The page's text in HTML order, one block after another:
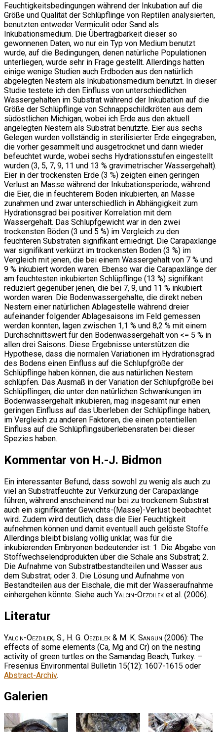
Feuchtigkeitsbedingungen während der Inkubation auf die
Größe und Qualität der Schlüpflinge von Reptilen analysierten,
benutzten entweder Vermiculit oder Sand als
Inkubationsmedium. Die Übertragbarkeit dieser so
gewonnenen Daten, wo nur ein Typ von Medium benutzt
wurde, auf die Bedingungen, denen natürliche Populationen
unterliegen, wurde sehr in Frage gestellt. Allerdings hatten
einige wenige Studien auch Erdboden aus den natürlich
abgelegten Nestern als Inkubationsmedium benutzt. In dieser
Studie testete ich den Einfluss von unterschiedlichen
Wassergehalten im Substrat während der Inkubation auf die
Größe der Schlüpflinge von Schnappschildkröten aus dem
südöstlichen Michigan, wobei ich Erde aus den aktuell
angelegten Nestern als Substrat benutzte. Eier aus sechs
Gelegen wurden vollständig in sterilisierter Erde eingegraben,
die vorher gesammelt und ausgetrocknet und dann wieder
befeuchtet wurde, wobei sechs Hydrationsstufen eingestellt
wurden (3, 5, 7, 9, 11 und 13 % gravimetrischer Wassergehalt).
Eier in der trockensten Erde (3 %) zeigten einen geringen
Verlust an Masse während der Inkubationsperiode, während
die Eier, die in feuchterem Boden inkubierten, an Masse
zunahmen und zwar unterschiedlich in Abhängigkeit zum
Hydrationsgrad bei positiver Korrelation mit dem
Wassergehalt. Das Schlupfgewicht war in den zwei
trockensten Böden (3 und 5 %) im Vergleich zu den
feuchteren Substraten signifikant erniedrigt. Die Carapaxlänge
war signifikant verkürzt im trockensten Boden (3 %) im
Vergleich mit jenen, die bei einem Wassergehalt von 7 % und
9 % inkubiert worden waren. Ebenso war die Carapaxlänge der
am feuchtesten inkubierten Schlüpflinge (13 %) signifikant
reduziert gegenüber jenen, die bei 7, 9, und 11 % inkubiert
worden waren. Die Bodenwassergehalte, die direkt neben
Nestern einer natürlichen Ablagestelle während dreier
aufeinander folgender Ablagesaisons im Feld gemessen
werden konnten, lagen zwischen 1,1 % und 8,2 % mit einem
Durchschnittswert für den Bodenwassergehalt von <= 5 % in
allen drei Saisons. Diese Ergebnisse unterstützen die
Hypothese, dass die normalen Variationen im Hydrationsgrad
des Bodens einen Einfluss auf die Schlupfgröße der
Schlüpflinge haben können, die aus natürlichen Nestern
schlüpfen. Das Ausmaß in der Variation der Schlupfgröße bei
Schlüpflingen, die unter den natürlichen Schwankungen im
Bodenwassergehalt inkubieren, mag insgesamt nur einen
geringen Einfluss auf das Überleben der Schlüpflinge haben,
im Vergleich zu anderen Faktoren, die einen potentiellen
Einfluss auf die Schlüpflingsüberlebensraten bei dieser
Spezies haben.
Kommentar von H.-J. Bidmon
Ein interessanter Befund, dass sowohl zu wenig als auch zu
viel an Substratfeuchte zur Verkürzung der Carapaxlänge
führen, während anscheinend nur bei zu trockenem Substrat
auch ein signifikanter Gewichts-(Masse)-Verlust beobachtet
wird. Zudem wird deutlich, dass die Eier Feuchtigkeit
aufnehmen können und damit eventuell auch gelöste Stoffe.
Allerdings bleibt bislang völlig unklar, was für die
inkubierenden Embryonen bedeutender ist: 1. Die Abgabe von
Stoffwechselendprodukten über die Schale ans Substrat; 2.
Die Aufnahme von Substratbestandteilen und Wasser aus
dem Substrat; oder 3. Die Lösung und Aufnahme von
Bestandteilen aus der Eischale, die mit der Wasseraufnahme
einhergehen könnte. Siehe auch Yalcin-Oezdilek et al. (2006).
Literatur
Yalcin-Oezdilek, S., H. G. Oezdilek & M. K. Sangun (2006): The
effects of some elements (Ca, Mg and Cr) on the nesting
activity of green turtles on the Samandag Beach, Turkey. –
Fresenius Environmental Bulletin 15(12): 1607-1615 oder
Abstract-Archiv.
Galerien